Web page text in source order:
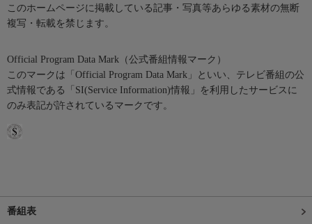
このホームページに掲載している記事・写真等あらゆる素材の無断
複写・転載を禁じます。
Official Program Data Mark（公式番組情報マーク）
このマークは「Official Program Data Mark」といい、テレビ番組の公
式情報である「SI(Service Information)情報」を利用したサービスに
のみ表記が許されているマークです。
番組表